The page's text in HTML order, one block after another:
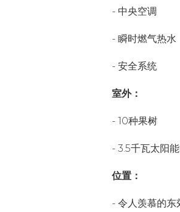
- 中央空调
- 瞬时燃气热水
- 安全系统
室外：
- 10种果树
- 3.5千瓦太阳
位置：
- 令人羡慕的东